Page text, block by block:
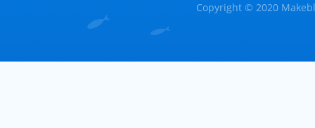
Copyright © 2020